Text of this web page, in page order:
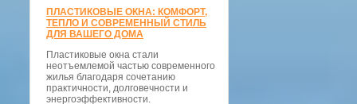
ПЛАСТИКОВЫЕ ОКНА: КОМФОРТ,
ТЕПЛО И СОВРЕМЕННЫЙ СТИЛЬ
ДЛЯ ВАШЕГО ДОМА
Пластиковые окна стали
неотъемлемой частью современного
жилья благодаря сочетанию
практичности, долговечности и
энергоэффективности.